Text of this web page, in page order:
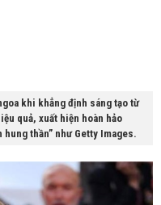
khi khẳng định sáng tạo từ
quả, xuất hiện hoàn hảo
thần” như Getty Images.